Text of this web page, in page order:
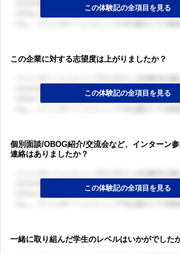
この企業に対する志望度は上がりましたか？
個別面談/OBOG紹介/交流会など、インターン
連絡はありましたか？
一緒に取り組んだ学生のレベルはいかがでした